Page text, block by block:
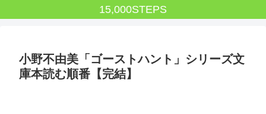
15,000STEPS
小野不由美「ゴーストハント」シリーズ文
庫本読む順番【完結】